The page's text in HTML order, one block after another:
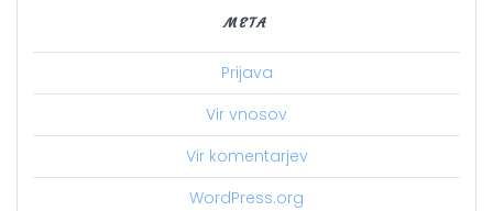
META
Prijava
Vir vnosov
Vir komentarjev
WordPress.org